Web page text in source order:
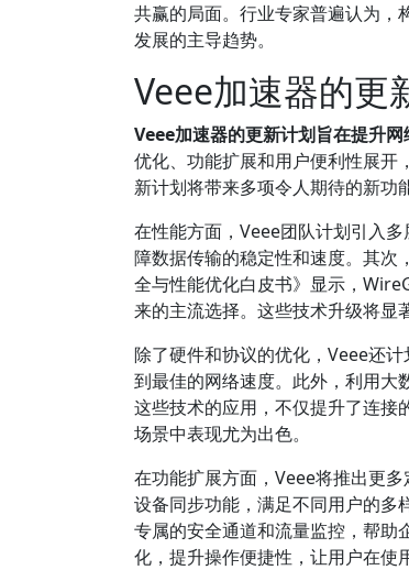
共赢的局面。行业专家普遍认为，
发展的主导趋势。
Veee加速器的更
Veee加速器的更新计划旨在提升
优化、功能扩展和用户便利性展开
新计划将带来多项令人期待的新功
在性能方面，Veee团队计划引入
障数据传输的稳定性和速度。其
全与性能优化白皮书》显示，
来的主流选择。这些技术升级将显
除了硬件和协议的优化，Veee还
到最佳的网络速度。此外，利用大
这些技术的应用，不仅提升了连接
场景中表现尤为出色。
在功能扩展方面，Veee将推出更
设备同步功能，满足不同用户的多
专属的安全通道和流量监控，帮助
化，提升操作便捷性，让用户在使